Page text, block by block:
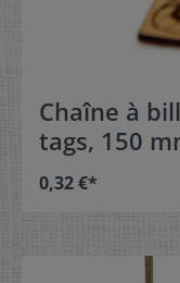
Chaîne à
tags, 150
0,32 €*